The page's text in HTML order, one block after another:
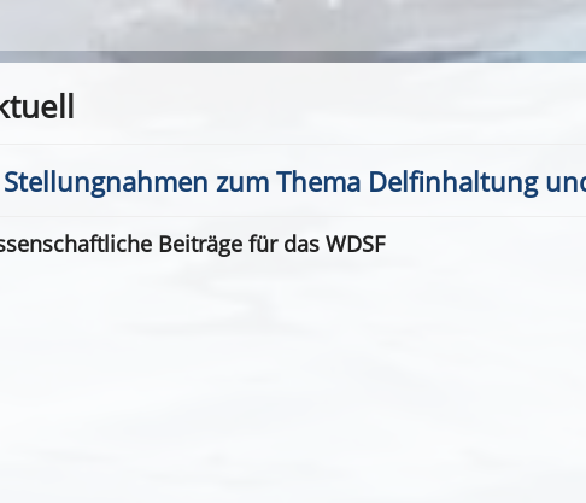
zum Thema Delfinhaltung
Beiträge für das WDSF